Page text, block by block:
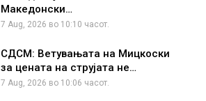
Македонски…
7 Aug, 2026 во 10:10 часот.
СДСМ: Ветувањата на Мицкоски
за цената на струјата не…
7 Aug, 2026 во 10:06 часот.